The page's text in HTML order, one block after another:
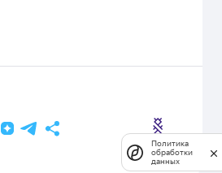
Политика
обработки
данных